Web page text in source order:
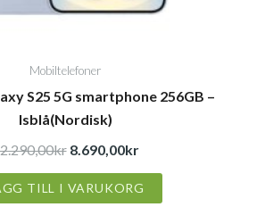
Mobiltelefoner
S25 5G smartphone 256GB –
Isblå(Nordisk)
kr 8.690,00kr
TILL I VARUKORG